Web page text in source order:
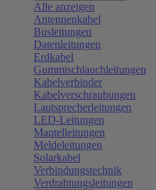
Alle anzeigen
Antennenkabel
Busleitungen
Datenleitungen
Erdkabel
Gummischlauchleitungen
Kabelverbinder
Kabelverschraubungen
Lautsprecherleitungen
LED-Leitungen
Mantelleitungen
Meldeleitungen
Solarkabel
Verbindungstechnik
Verdrahtungsleitungen